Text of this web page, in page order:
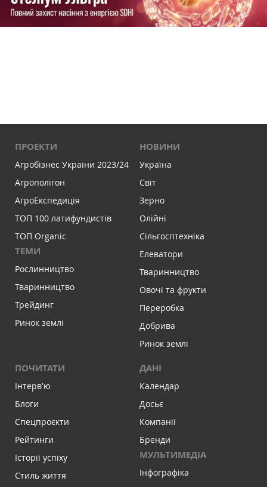
ПРОЕКТИ
Агробізнес України 2023/24
Агрополігон
АгроЕкспедиція
ТОП 100 латифундистів
ТОП Organic
ТЕМИ
Рослинництво
Тваринництво
Трейдинг
Ринок землі
НОВИНИ
Україна
Світ
Зерно
Олійні
Сільгосптехніка
Елеватори
Тваринництво
Овочі та фрукти
Переробка
Добрива
Ринок землі
ПОЧИТАТИ
Інтервʼю
Блоги
Спецпроєкти
Рейтинги
Історії успіху
Стиль життя
ДАНІ
Календар
Досьє
Компанії
Бренди
МУЛЬТИМЕДІА
Інфографіка